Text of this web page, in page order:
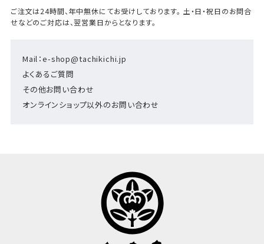
Mail：e-shop@tachikichi.jp
よくあるご質問
その他お問い合わせ
オンラインショップ以外のお問い合わせ
ご注文は24時間、年中無休にてお受けしております。 土・日・祝日のお問合
せなどのご対応は、翌営業日からとなります。